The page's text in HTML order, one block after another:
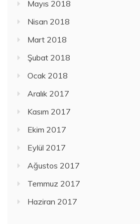
Mayıs 2018
Nisan 2018
Mart 2018
Şubat 2018
Ocak 2018
Aralık 2017
Kasım 2017
Ekim 2017
Eylül 2017
Ağustos 2017
Temmuz 2017
Haziran 2017